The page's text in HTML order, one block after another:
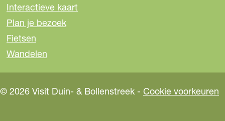
Interactieve kaart
Plan je bezoek
Fietsen
Wandelen
© 2026 Visit Duin- & Bollenstreek - Cookie voorkeuren